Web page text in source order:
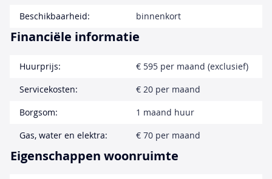
Beschikbaarheid:
binnenkort
Financiële informatie
Huurprijs:
€ 595 per maand (exclusief)
Servicekosten:
€ 20 per maand
Borgsom:
1 maand huur
Gas, water en elektra:
€ 70 per maand
Eigenschappen woonruimte